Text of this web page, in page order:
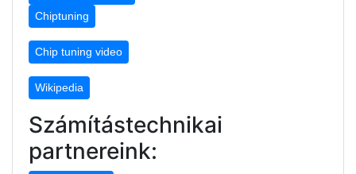
Chiptuning
Chip tuning video
Wikipedia
Számítástechnikai
partnereink: